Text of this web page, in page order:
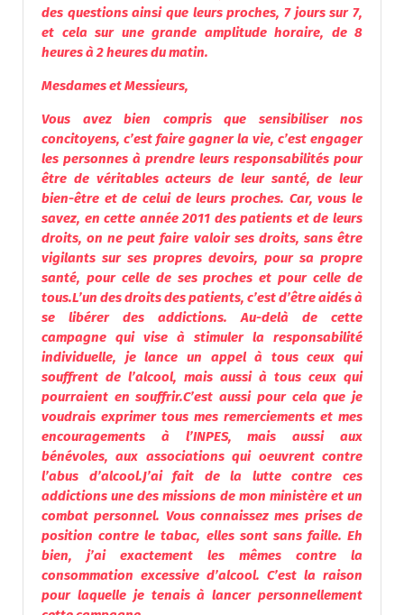
des questions ainsi que leurs proches, 7 jours sur 7,
et cela sur une grande amplitude horaire, de 8
heures à 2 heures du matin.
Mesdames et Messieurs,
Vous avez bien compris que sensibiliser nos
concitoyens, c’est faire gagner la vie, c’est engager
les personnes à prendre leurs responsabilités pour
être de véritables acteurs de leur santé, de leur
bien-être et de celui de leurs proches. Car, vous le
savez, en cette année 2011 des patients et de leurs
droits, on ne peut faire valoir ses droits, sans être
vigilants sur ses propres devoirs, pour sa propre
santé, pour celle de ses proches et pour celle de
tous.L’un des droits des patients, c’est d’être aidés à
se libérer des addictions. Au-delà de cette
campagne qui vise à stimuler la responsabilité
individuelle, je lance un appel à tous ceux qui
souffrent de l’alcool, mais aussi à tous ceux qui
pourraient en souffrir.C’est aussi pour cela que je
voudrais exprimer tous mes remerciements et mes
encouragements à l’INPES, mais aussi aux
bénévoles, aux associations qui oeuvrent contre
l’abus d’alcool.J’ai fait de la lutte contre ces
addictions une des missions de mon ministère et un
combat personnel. Vous connaissez mes prises de
position contre le tabac, elles sont sans faille. Eh
bien, j’ai exactement les mêmes contre la
consommation excessive d’alcool. C’est la raison
pour laquelle je tenais à lancer personnellement